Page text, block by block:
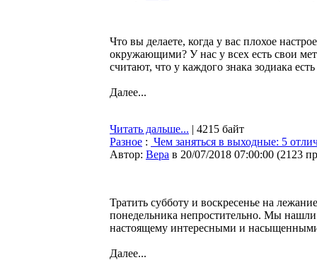
Что вы делаете, когда у вас плохое
окружающими? У нас у всех есть свои
считают, что у каждого знака зодиака
Далее...
Читать дальше... | 4215 байт
Разное : Чем заняться в выходные: 5
Автор: Bepa в 20/07/2018 07:00:00 (2123
Тратить субботу и воскресенье на
понедельника непростительно. Мы
настоящему интересными и
Далее...